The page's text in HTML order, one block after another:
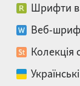
Шрифти
Веб-
Колекція